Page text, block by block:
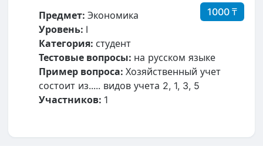
1000 ₸
Предмет: Экономика
Уровень: I
Категория: студент
Тестовые вопросы: на русском языке
Пример вопроса: Хозяйственный учет
состоит из..... видов учета 2, 1, 3, 5
Участников: 1